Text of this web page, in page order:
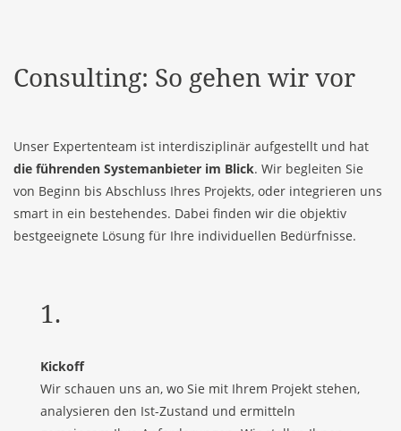
Consulting: So gehen wir vor
Unser Expertenteam ist interdisziplinär aufgestellt und hat
die führenden Systemanbieter im Blick. Wir begleiten Sie
von Beginn bis Abschluss Ihres Projekts, oder integrieren uns
smart in ein bestehendes. Dabei finden wir die objektiv
bestgeeignete Lösung für Ihre individuellen Bedürfnisse.
1.
Kickoff
Wir schauen uns an, wo Sie mit Ihrem Projekt stehen,
analysieren den Ist-Zustand und ermitteln